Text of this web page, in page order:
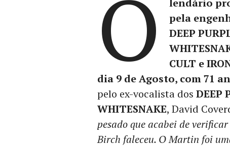
O
lendário
pela
DEEP
CULT e
dia 9 de Agosto, com 71
pelo ex-vocalista dos DEEP
WHITESNAKE, David
pesado que acabei de
Birch faleceu. O Martin foi